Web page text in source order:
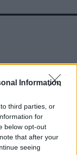
Information
third parties, or
for
below opt-out
that after your
seeing